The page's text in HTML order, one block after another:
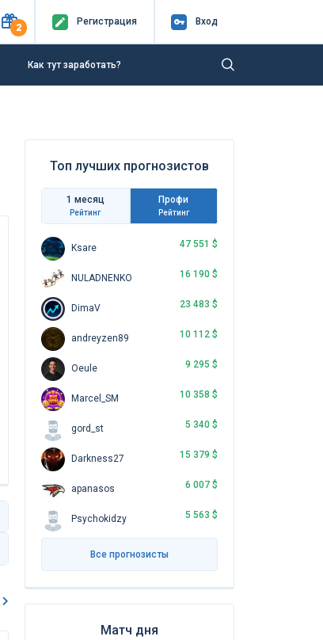
2
Регистрация Вход
Как тут заработать?
Топ лучших прогнозистов
1 месяц
Рейтинг
Профи
Рейтинг
Ksare 47 551 $
NULADNENKO 16 190 $
DimaV 23 483 $
andreyzen89 10 112 $
Oeule 9 295 $
Marcel_SM 10 358 $
gord_st 5 340 $
Darkness27 15 379 $
apanasos 6 007 $
Psychokidzy 5 563 $
Все прогнозисты
Матч дня